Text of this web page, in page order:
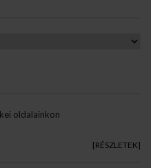
oldalainkon
[RÉSZLETEK]